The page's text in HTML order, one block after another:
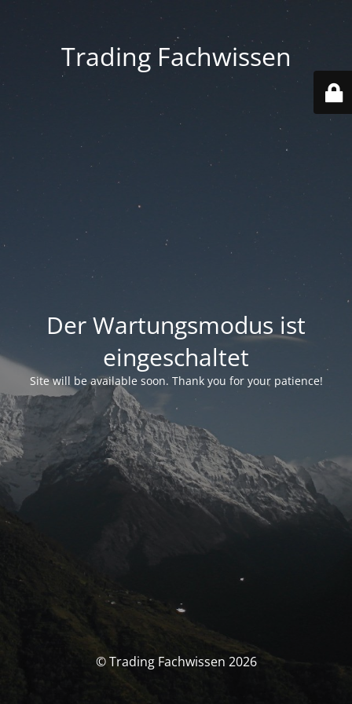
Trading Fachwissen
Der Wartungsmodus ist
eingeschaltet
Site will be available soon. Thank you for your patience!
© Trading Fachwissen 2026